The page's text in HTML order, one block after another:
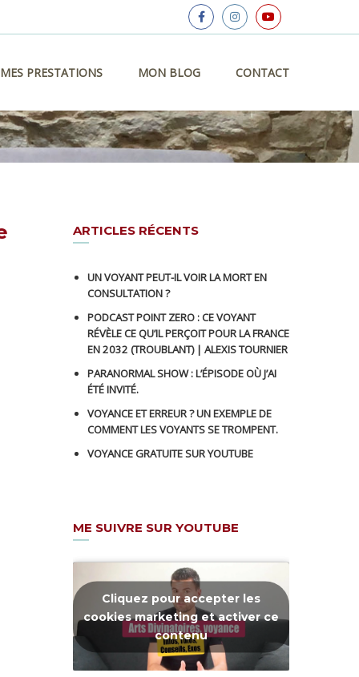
MES PRESTATIONS MON BLOG CONTACT
ARTICLES RÉCENTS
UN VOYANT PEUT-IL VOIR LA MORT EN
CONSULTATION ?
PODCAST POINT ZERO : CE VOYANT
RÉVÈLE CE QU’IL PERÇOIT POUR LA FRANCE
EN 2032 (TROUBLANT) | ALEXIS TOURNIER
PARANORMAL SHOW : L’ÉPISODE OÙ J’AI
ÉTÉ INVITÉ.
VOYANCE ET ERREUR ? UN EXEMPLE DE
COMMENT LES VOYANTS SE TROMPENT.
VOYANCE GRATUITE SUR YOUTUBE
ME SUIVRE SUR YOUTUBE
Cliquez pour accepter les
cookies marketing et activer ce
contenu